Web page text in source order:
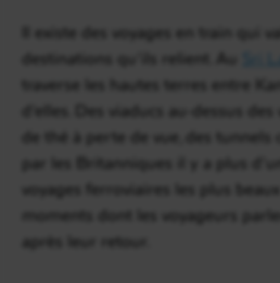
Il existe des voyages en train qui
destinations qu’ils relient. Au
Sri
traverse les hautes terres entre
d’elles. Des viaducs au-dessus
de thé à perte de vue, des tunnels
par les Britanniques il y a plus
voyages ferroviaires les plus beaux
moments dont les voyageurs
après leur retour.